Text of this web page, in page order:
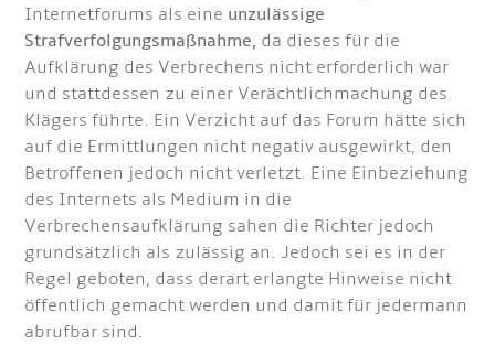
Internetforums als eine unzulässige
Strafverfolgungsmaßnahme, da dieses für die
Aufklärung des Verbrechens nicht erforderlich war
und stattdessen zu einer Verächtlichmachung des
Klägers führte. Ein Verzicht auf das Forum hätte sich
auf die Ermittlungen nicht negativ ausgewirkt, den
Betroffenen jedoch nicht verletzt. Eine Einbeziehung
des Internets als Medium in die
Verbrechensaufklärung sahen die Richter jedoch
grundsätzlich als zulässig an. Jedoch sei es in der
Regel geboten, dass derart erlangte Hinweise nicht
öffentlich gemacht werden und damit für jedermann
abrufbar sind.